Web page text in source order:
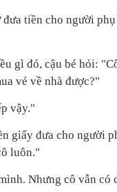
tiền cho người phụ
gì đó, cậu bé hỏi:
vé về nhà được?"
vậy."
giấy đưa cho người
luôn."
Nhưng cô vẫn có